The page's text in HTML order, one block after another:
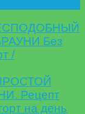
Без
/
Рецепт
на день